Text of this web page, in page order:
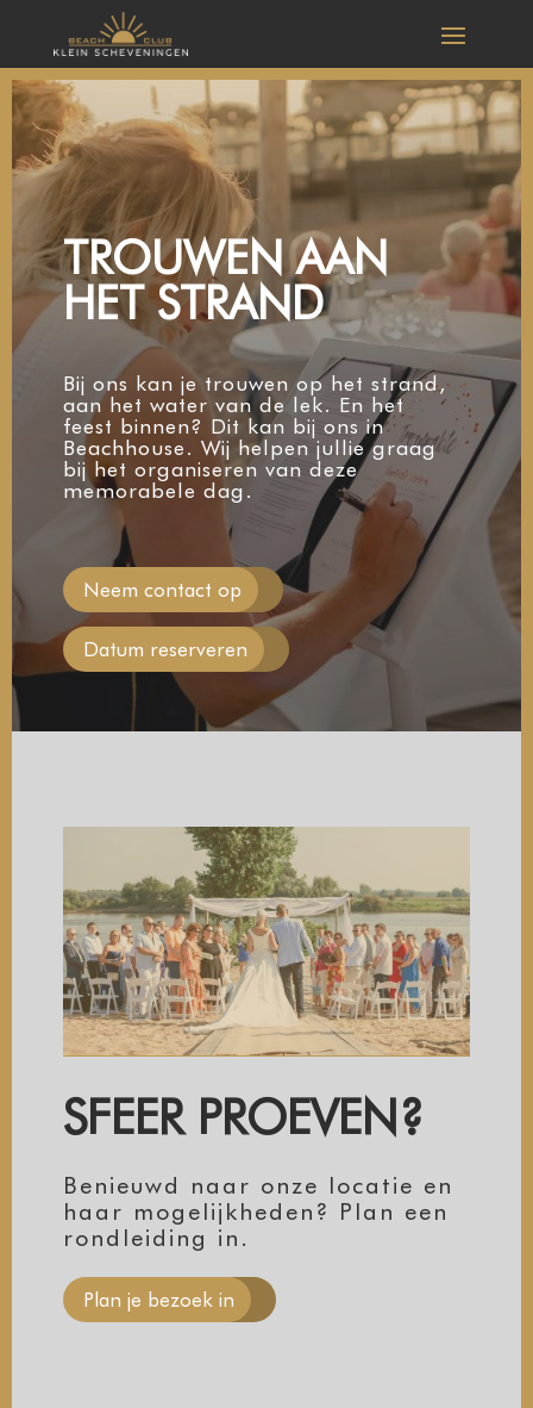
TROUWEN AAN
HET STRAND
Bij ons kan je trouwen op het strand,
aan het water van de lek. En het
feest binnen? Dit kan bij ons in
Beachhouse. Wij helpen jullie graag
bij het organiseren van deze
memorabele dag.
Neem contact op
Datum reserveren
SFEER PROEVEN?
Benieuwd naar onze locatie en
haar mogelijkheden? Plan een
rondleiding in.
Plan je bezoek in